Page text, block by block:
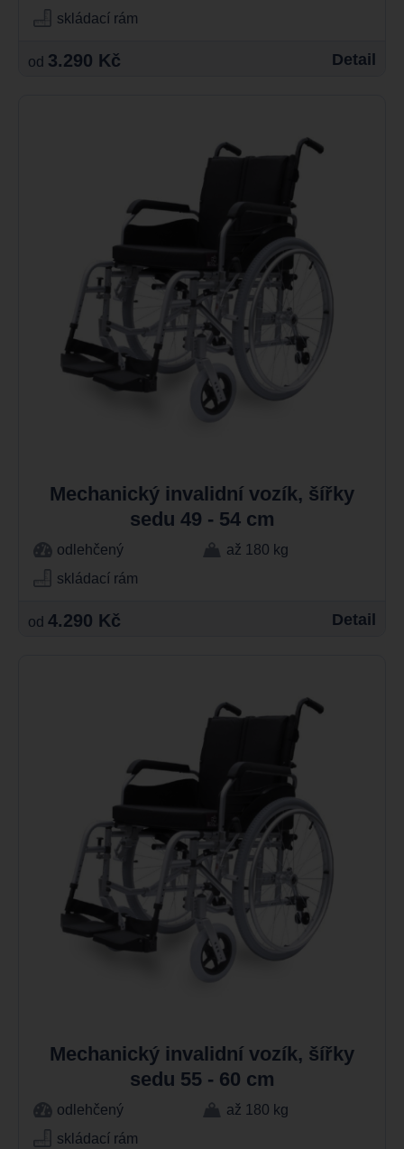
skládací rám
od 3.290 Kč Detail
Mechanický invalidní vozík, šířky
sedu 49 - 54 cm
odlehčený
až 180 kg
skládací rám
od 4.290 Kč Detail
Mechanický invalidní vozík, šířky
sedu 55 - 60 cm
odlehčený
až 180 kg
skládací rám